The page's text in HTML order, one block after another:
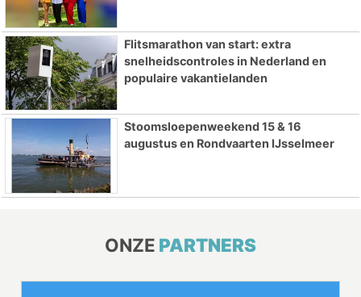
Flitsmarathon van start: extra
snelheidscontroles in Nederland en
populaire vakantielanden
Stoomsloepenweekend 15 & 16
augustus en Rondvaarten IJsselmeer
ONZE PARTNERS